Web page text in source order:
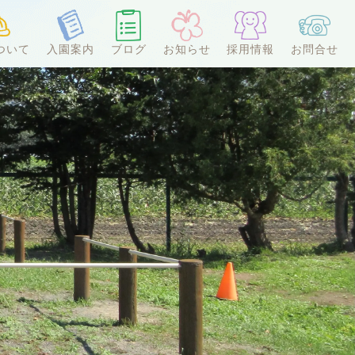
いて 入園案内 ブログ お知らせ 採用情報 お問合せ